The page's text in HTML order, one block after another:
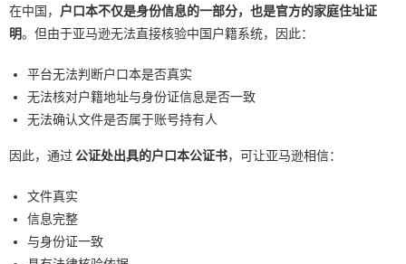
在中国， 户口本不仅是身份信息的一部分，也是官方的家庭住址证
明。但由于亚马逊无法直接核验中国户籍系统，因此：
平台无法判断户口本是否真实
无法核对户籍地址与身份证信息是否一致
无法确认文件是否属于账号持有人
因此，通过 公证处出具的户口本公证书，可让亚马逊相信：
文件真实
信息完整
与身份证一致